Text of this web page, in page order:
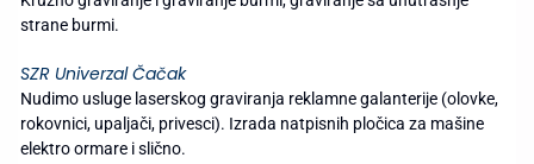
strane burmi.
SZR Univerzal Čačak
Nudimo usluge laserskog graviranja reklamne galanterije (olovke,
rokovnici, upaljači, privesci). Izrada natpisnih pločica za mašine
elektro ormare i slično.